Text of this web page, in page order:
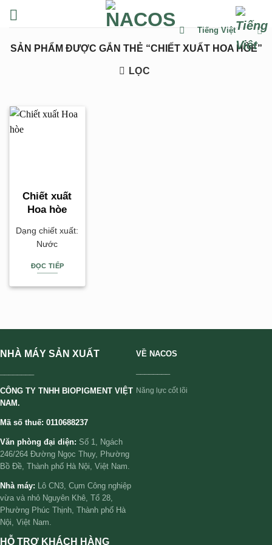
đến
dung
Tiếng Việt
SẢN PHẨM ĐƯỢC GẮN THẺ “CHIẾT XUẤT HOA HÒE”
LỌC
Chiết xuất
Hoa hòe
Dạng chiết xuất:
Nước
ĐỌC TIẾP
NHÀ MÁY SẢN XUẤT
CÔNG TY TNHH BIOPIGMENT VIỆT
NAM.
Mã số thuế: 0110688237
Văn phòng đại diện: Số 1, Ngách
246/264 Đường Ngọc Thụy, Phường
Bồ Đề, Thành phố Hà Nội, Việt Nam.
Nhà máy:
Lô CN3, Cụm Công nghiệp
vừa và nhỏ Nguyên Khê, Tổ 28,
Phường Phúc Thịnh, Thành phố Hà
Nội, Việt Nam.
VỀ NACOS
Năng lực cốt lõi
HỖ TRỢ KHÁCH HÀNG